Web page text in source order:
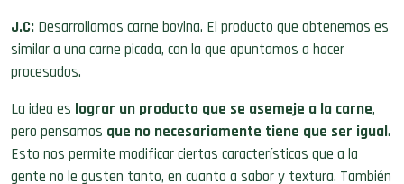
J.C: Desarrollamos carne bovina. El producto que obtenemos es
similar a una carne picada, con la que apuntamos a hacer
procesados.
La idea es lograr un producto que se asemeje a la carne,
pero pensamos que no necesariamente tiene que ser igual.
Esto nos permite modificar ciertas características que a la
gente no le gusten tanto, en cuanto a sabor y textura. También